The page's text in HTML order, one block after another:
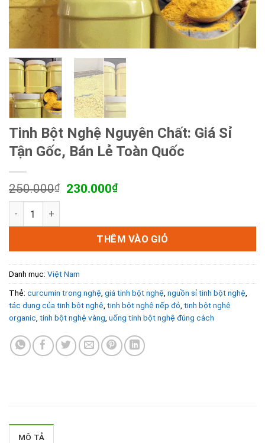
Tinh Bột Nghệ Nguyên Chất: Giá Sỉ
Tận Gốc, Bán Lẻ Toàn Quốc
250.000₫
Giá
250.000₫.
230.000₫Giá
là:
230.000₫.
THÊM VÀO GIỎ
Danh mục: Việt Nam
Thẻ: curcumin trong nghệ giá tinh bột nghệ nguồn sỉ tinh bột nghệ
tác dụng của tinh bột nghệ tinh bột nghệ nếp đỏ tinh bột nghệ
organic tinh bột nghệ vàng uống tinh bột nghệ đúng cách
MÔ TẢ